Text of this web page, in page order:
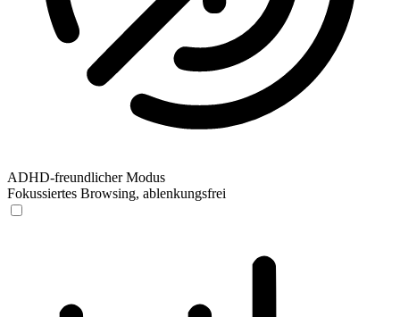
ADHD-freundlicher Modus
Fokussiertes Browsing, ablenkungsfrei